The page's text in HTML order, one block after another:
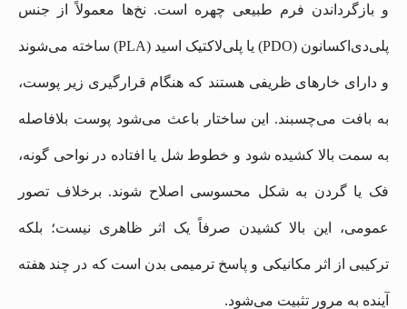
و بازگرداندن فرم طبیعی چهره است. نخ‌ها معمولاً از جنس
پلی‌دی‌اکسانون (PDO) یا پلی‌لاکتیک اسید (PLA) ساخته می‌شوند
و دارای خارهای ظریفی هستند که هنگام قرارگیری زیر پوست،
به بافت می‌چسبند. این ساختار باعث می‌شود پوست بلافاصله
به سمت بالا کشیده شود و خطوط شل یا افتاده در نواحی گونه،
فک یا گردن به شکل محسوسی اصلاح شوند. برخلاف تصور
عمومی، این بالا کشیدن صرفاً یک اثر ظاهری نیست؛ بلکه
ترکیبی از اثر مکانیکی و پاسخ ترمیمی بدن است که در چند هفته
آینده به مرور تثبیت می‌شود.